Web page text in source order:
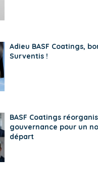
Adieu BASF Coatings,
Surventis !
BASF Coatings
gouvernance pour un
départ